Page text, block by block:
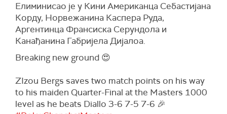
Елиминисао је у Кини Американца Себастијана
Корду, Норвежанина Каспера Руда,
Аргентинца Франсиска Серундола и
Канађанина Габријела Дијалоа.
Breaking new ground 😍
ZIzou Bergs saves two match points on his way
to his maiden Quarter-Final at the Masters 1000
level as he beats Diallo 3-6 7-5 7-6 🎉